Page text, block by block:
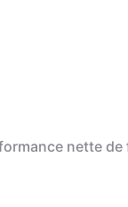
nette